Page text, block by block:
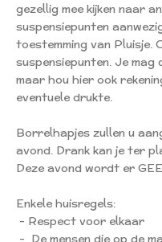
gezellig mee kijken naar
suspensiepunten
toestemming van Pluisje.
suspensiepunten. Je
maar hou hier ook
eventuele drukte.
Borrelhapjes zullen u
avond. Drank kan je ter
Deze avond wordt er
Enkele huisregels:
- Respect voor elkaar
- De mensen die op de